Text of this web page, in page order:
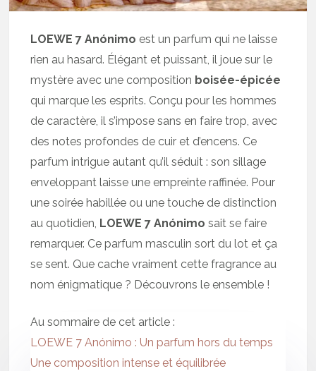
LOEWE 7 Anónimo est un parfum qui ne laisse
rien au hasard. Élégant et puissant, il joue sur le
mystère avec une composition boisée-épicée
qui marque les esprits. Conçu pour les hommes
de caractère, il s’impose sans en faire trop, avec
des notes profondes de cuir et d’encens. Ce
parfum intrigue autant qu’il séduit : son sillage
enveloppant laisse une empreinte raffinée. Pour
une soirée habillée ou une touche de distinction
au quotidien, LOEWE 7 Anónimo sait se faire
remarquer. Ce parfum masculin sort du lot et ça
se sent. Que cache vraiment cette fragrance au
nom énigmatique ? Découvrons le ensemble !
Au sommaire de cet article :
LOEWE 7 Anónimo : Un parfum hors du temps
Une composition intense et équilibrée